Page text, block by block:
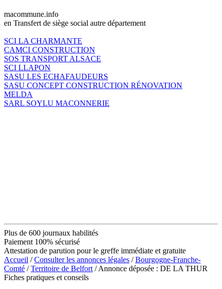
macommune.info
en Transfert de siège social autre département
SCI LA CHARMANTE
CAMCI CONSTRUCTION
SOS TRANSPORT ALSACE
SCI LLAPON
SASU LES ECHAFAUDEURS
SASU CONCEPT CONSTRUCTION RÉNOVATION
MELDA
SARL SOYLU MACONNERIE
Plus de 600 journaux habilités
Paiement 100% sécurisé
Attestation de parution pour le greffe immédiate et gratuite
Accueil /Consulter les annonces légales /Bourgogne-Franche-
Comté /Territoire de Belfort / Annonce déposée : DE LA THUR
Fiches pratiques et conseils